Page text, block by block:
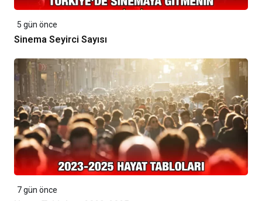
5 gün önce
Sinema Seyirci Sayısı
7 gün önce